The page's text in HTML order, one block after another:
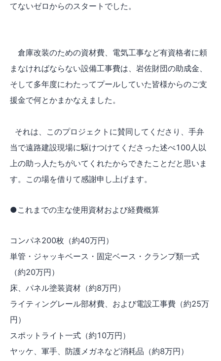
てないゼロからのスタートでした。
倉庫改装のための資材費、電気工事など有資格者に頼
まなければならない設備工事費は、岩佐財団の助成金、
そして多年度にわたってプールしていた皆様からのご支
援金で何とかまかなえました。
それは、このプロジェクトに賛同してくださり、手弁
当で遠路建設現場に駆けつけてくださった述べ100人以
上の助っ人たちがいてくれたからできたことだと思いま
す。この場を借りて感謝申し上げます。
●これまでの主な使用資材および経費概算
コンパネ200枚（約40万円）
単管・ジャッキベース・固定ベース・クランプ類一式
（約20万円）
床、パネル塗装資材（約8万円）
ライティングレール部材費、および電設工事費（約25万
円）
スポットライト一式（約10万円）
ヤッケ、軍手、防護メガネなど消耗品（約8万円）